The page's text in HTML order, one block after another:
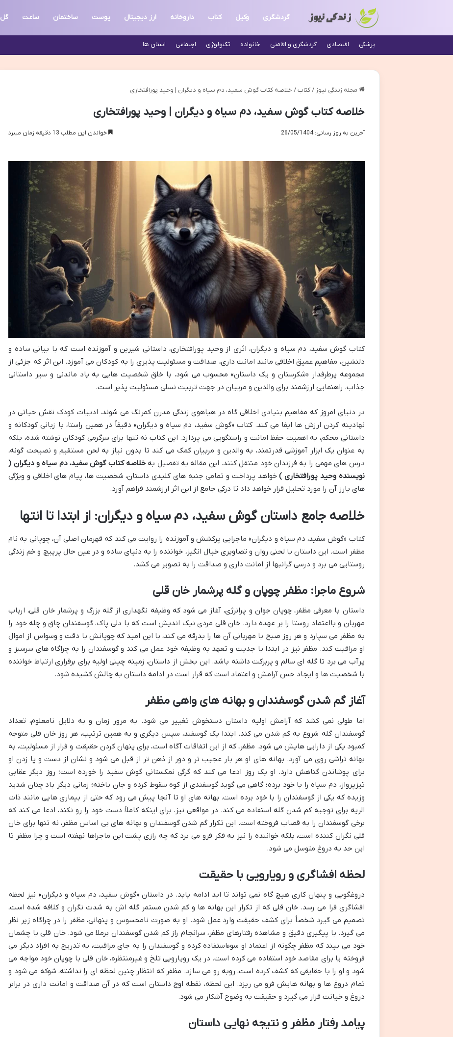
گردشگری وکیل کتاب داروخانه ارز دیجیتال پوست ساختمان ساعت گل
پزشکی اقتصادی گردشگری و اقامتی خانواده تکنولوژی اجتماعی استان ها
مجله زندگی نیوز / کتاب / خلاصه کتاب گوش سفید، دم سیاه و دیگران | وحید پورافتخاری
خلاصه کتاب گوش سفید، دم سیاه و دیگران | وحید پورافتخاری
آخرین به روز رسانی: 26/05/1404 خواندن این مطلب 13 دقیقه زمان میبرد
کتاب گوش سفید، دم سیاه و دیگران، اثری از وحید پورافتخاری، داستانی شیرین و آموزنده است که با بیانی ساده و
دلنشین، مفاهیم عمیق اخلاقی مانند امانت داری، صداقت و مسئولیت پذیری را به کودکان می آموزد. این اثر که جزئی از
مجموعه پرطرفدار «شکرستان و یک داستان» محسوب می شود، با خلق شخصیت هایی به یاد ماندنی و سیر داستانی
جذاب، راهنمایی ارزشمند برای والدین و مربیان در جهت تربیت نسلی مسئولیت پذیر است.
در دنیای امروز که مفاهیم بنیادی اخلاقی گاه در هیاهوی زندگی مدرن کمرنگ می شوند، ادبیات کودک نقش حیاتی در
نهادینه کردن ارزش ها ایفا می کند. کتاب «گوش سفید، دم سیاه و دیگران» دقیقاً در همین راستا، با زبانی کودکانه و
داستانی محکم، به اهمیت حفظ امانت و راستگویی می پردازد. این کتاب نه تنها برای سرگرمی کودکان نوشته شده، بلکه
به عنوان یک ابزار آموزشی قدرتمند، به والدین و مربیان کمک می کند تا بدون نیاز به لحن مستقیم و نصیحت گونه،
درس های مهمی را به فرزندان خود منتقل کنند. این مقاله به تفصیل بهخلاصه کتاب گوش سفید، دم سیاه و دیگران (
نویسنده وحید پورافتخاری )خواهد پرداخت و تمامی جنبه های کلیدی داستان، شخصیت ها، پیام های اخلاقی و ویژگی
های بارز آن را مورد تحلیل قرار خواهد داد تا درکی جامع از این اثر ارزشمند فراهم آورد.
خلاصه جامع داستان گوش سفید، دم سیاه و دیگران: از ابتدا تا انتها
کتاب «گوش سفید، دم سیاه و دیگران» ماجرایی پرکشش و آموزنده را روایت می کند که قهرمان اصلی آن، چوپانی به نام
مظفر است. این داستان با لحنی روان و تصاویری خیال انگیز، خواننده را به دنیای ساده و در عین حال پرپیچ و خم زندگی
روستایی می برد و درسی گرانبها از امانت داری و صداقت را به تصویر می کشد.
شروع ماجرا: مظفر چوپان و گله پرشمار خان قلی
داستان با معرفی مظفر، چوپان جوان و پرانرژی، آغاز می شود که وظیفه نگهداری از گله بزرگ و پرشمار خان قلی، ارباب
مهربان و بااعتماد روستا را بر عهده دارد. خان قلی مردی نیک اندیش است که با دلی پاک، گوسفندان چاق و چله خود را
به مظفر می سپارد و هر روز صبح با مهربانی آن ها را بدرقه می کند، با این امید که چوپانش با دقت و وسواس از اموال
او مراقبت کند. مظفر نیز در ابتدا با جدیت و تعهد به وظیفه خود عمل می کند و گوسفندان را به چراگاه های سرسبز و
پرآب می برد تا گله ای سالم و پربرکت داشته باشد. این بخش از داستان، زمینه چینی اولیه برای برقراری ارتباط خواننده
با شخصیت ها و ایجاد حس آرامش و اعتماد است که قرار است در ادامه داستان به چالش کشیده شود.
آغاز گم شدن گوسفندان و بهانه های واهی مظفر
اما طولی نمی کشد که آرامش اولیه داستان دستخوش تغییر می شود. به مرور زمان و به دلایل نامعلوم، تعداد
گوسفندان گله شروع به کم شدن می کند. ابتدا یک گوسفند، سپس دیگری و به همین ترتیب، هر روز خان قلی متوجه
کمبود یکی از دارایی هایش می شود. مظفر، که از این اتفاقات آگاه است، برای پنهان کردن حقیقت و فرار از مسئولیت، به
بهانه تراشی روی می آورد. بهانه های او هر بار عجیب تر و دور از ذهن تر از قبل می شود و نشان از دست و پا زدن او
برای پوشاندن گناهش دارد. او یک روز ادعا می کند که گرگی نمکستانی گوش سفید را خورده است؛ روز دیگر عقابی
تیزپرواز، دم سیاه را با خود برده؛ گاهی می گوید گوسفندی از کوه سقوط کرده و جان باخته؛ زمانی دیگر باد چنان شدید
وزیده که یکی از گوسفندان را با خود برده است. بهانه های او تا آنجا پیش می رود که حتی از بیماری هایی مانند ذات
الریه برای توجیه کم شدن گله استفاده می کند. در مواقعی نیز، برای اینکه کاملاً دست خود را رو نکند، ادعا می کند که
برخی گوسفندان را به قصاب فروخته است. این تکرار گم شدن گوسفندان و بهانه های بی اساس مظفر، نه تنها برای خان
قلی نگران کننده است، بلکه خواننده را نیز به فکر فرو می برد که چه رازی پشت این ماجراها نهفته است و چرا مظفر تا
این حد به دروغ متوسل می شود.
لحظه افشاگری و رویارویی با حقیقت
دروغگویی و پنهان کاری هیچ گاه نمی تواند تا ابد ادامه یابد. در داستان «گوش سفید، دم سیاه و دیگران» نیز لحظه
افشاگری فرا می رسد. خان قلی که از تکرار این بهانه ها و کم شدن مستمر گله اش به شدت نگران و کلافه شده است،
تصمیم می گیرد شخصاً برای کشف حقیقت وارد عمل شود. او به صورت نامحسوس و پنهانی، مظفر را در چراگاه زیر نظر
می گیرد. با پیگیری دقیق و مشاهده رفتارهای مظفر، سرانجام راز کم شدن گوسفندان برملا می شود. خان قلی با چشمان
خود می بیند که مظفر چگونه از اعتماد او سوءاستفاده کرده و گوسفندان را به جای مراقبت، به تدریج به افراد دیگر می
فروخته یا برای مقاصد خود استفاده می کرده است. در یک رویارویی تلخ و غیرمنتظره، خان قلی با چوپان خود مواجه می
شود و او را با حقایقی که کشف کرده است، روبه رو می سازد. مظفر که انتظار چنین لحظه ای را نداشته، شوکه می شود و
تمام دروغ ها و بهانه هایش فرو می ریزد. این لحظه، نقطه اوج داستان است که در آن صداقت و امانت داری در برابر
دروغ و خیانت قرار می گیرد و حقیقت به وضوح آشکار می شود.
پیامد رفتار مظفر و نتیجه نهایی داستان